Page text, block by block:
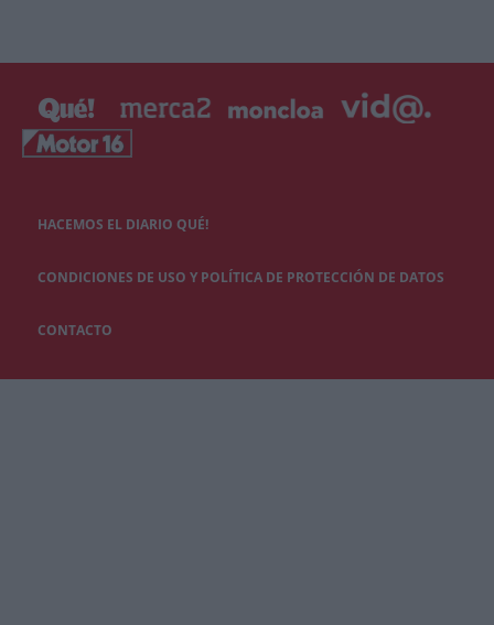
HACEMOS EL DIARIO QUÉ!
CONDICIONES DE USO Y POLÍTICA DE PROTECCIÓN DE DATOS
CONTACTO